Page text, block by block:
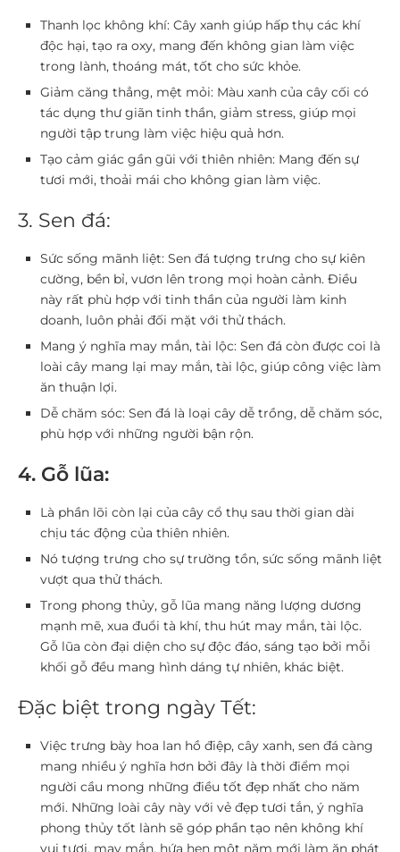
Thanh lọc không khí: Cây xanh giúp hấp thụ các khí
độc hại, tạo ra oxy, mang đến không gian làm việc
trong lành, thoáng mát, tốt cho sức khỏe.
Giảm căng thẳng, mệt mỏi: Màu xanh của cây cối có
tác dụng thư giãn tinh thần, giảm stress, giúp mọi
người tập trung làm việc hiệu quả hơn.
Tạo cảm giác gần gũi với thiên nhiên: Mang đến sự
tươi mới, thoải mái cho không gian làm việc.
3. Sen đá:
Sức sống mãnh liệt: Sen đá tượng trưng cho sự kiên
cường, bền bỉ, vươn lên trong mọi hoàn cảnh. Điều
này rất phù hợp với tinh thần của người làm kinh
doanh, luôn phải đối mặt với thử thách.
Mang ý nghĩa may mắn, tài lộc: Sen đá còn được coi là
loài cây mang lại may mắn, tài lộc, giúp công việc làm
ăn thuận lợi.
Dễ chăm sóc: Sen đá là loại cây dễ trồng, dễ chăm sóc,
phù hợp với những người bận rộn.
4. Gỗ lũa:
Là phần lõi còn lại của cây cổ thụ sau thời gian dài
chịu tác động của thiên nhiên.
Nó tượng trưng cho sự trường tồn, sức sống mãnh liệt
vượt qua thử thách.
Trong phong thủy, gỗ lũa mang năng lượng dương
mạnh mẽ, xua đuổi tà khí, thu hút may mắn, tài lộc.
Gỗ lũa còn đại diện cho sự độc đáo, sáng tạo bởi mỗi
khối gỗ đều mang hình dáng tự nhiên, khác biệt.
Đặc biệt trong ngày Tết:
Việc trưng bày hoa lan hồ điệp, cây xanh, sen đá càng
mang nhiều ý nghĩa hơn bởi đây là thời điểm mọi
người cầu mong những điều tốt đẹp nhất cho năm
mới. Những loài cây này với vẻ đẹp tươi tắn, ý nghĩa
phong thủy tốt lành sẽ góp phần tạo nên không khí
vui tươi, may mắn, hứa hẹn một năm mới làm ăn phát